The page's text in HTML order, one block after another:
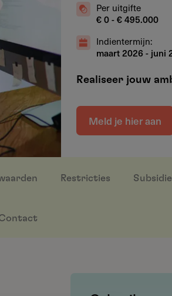
Per uitgifte
€ 0 - € 495.000
Indientermijn:
maart 2026 - juni
Realiseer jouw
Meld je hier aan
Restricties Subsidie